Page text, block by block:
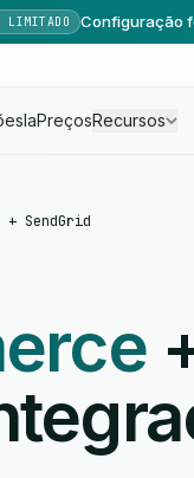
LIMITADO Configuração
IaPreçosRecursos
+ SendGrid